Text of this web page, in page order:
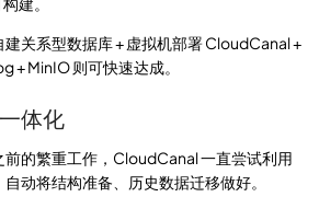
关系型数据库 + 虚拟机部署 CloudCanal +
+ MinIO 则可快速达成。
体化
前的繁重工作，CloudCanal 一直尝试利用
动将结构准备、历史数据迁移做好。